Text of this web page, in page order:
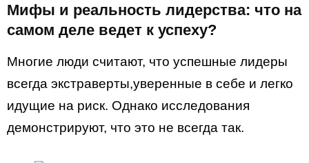
Мифы и реальность лидерства: что на
самом деле ведет к успеху?
Многие люди считают, что успешные лидеры
всегда экстраверты,уверенные в себе и легко
идущие на риск. Однако исследования
демонстрируют, что это не всегда так.